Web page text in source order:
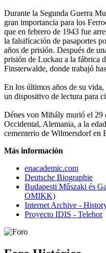
Durante la Segunda Guerra
gran importancia para los
que en febrero de 1943 fue
la falsificación de pasaportes
años de prisión. Después de
prisión de Luckau a la fábrica
Finsterwalde, donde trabajó
En los últimos años de su
un dispositivo de lectura para
Dénes von Mihály murió el 29
Occidental, Alemania, a la
cementerio de Wilmersdorf en
Más información
enacademic.com
Deutsche Biographie
Budapesti Műszaki és
OMIKK)
Internet Archive -
Proyecto IDIS - Telehor